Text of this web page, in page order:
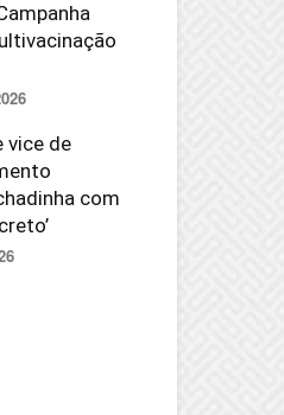
vice de
com